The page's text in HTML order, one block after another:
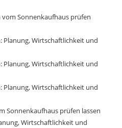
Sonnenkaufhaus prüfen
Planung, Wirtschaftlichkeit und
Planung, Wirtschaftlichkeit und
Planung, Wirtschaftlichkeit und
Sonnenkaufhaus prüfen lassen
Wirtschaftlichkeit und